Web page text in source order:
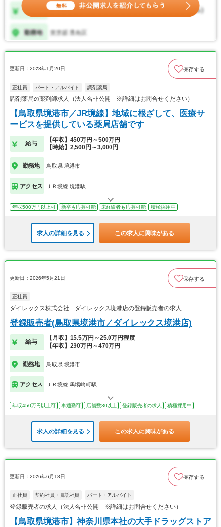
更新日：2023年1月20日 保存する
正社員 パート・アルバイト 調剤薬局
調剤薬局の薬剤師求人（法人名非公開 ※詳細はお問合せください）
【鳥取県境港市／JR境線】地域に根ざして、医療サ
ービスを提供している薬局店舗です
給与
【年収】450万円～500万円
【時給】2,500円～3,000円
勤務地 鳥取県 境港市
アクセス ＪＲ境線 境港駅
年収500万円以上可 新卒も応募可能 未経験者も応募可能 積極採用中
求人の詳細を見る この求人に興味がある
更新日：2026年5月21日 保存する
正社員
ダイレックス株式会社 ダイレックス境港店の登録販売者の求人
登録販売者(鳥取県境港市／ダイレックス境港店)
給与
【月収】15.5万円～25.0万円程度
【年収】290万円～470万円
勤務地 鳥取県 境港市
アクセス ＪＲ境線 馬場崎町駅
年収450万円以上可 車通勤可 店舗数30以上 登録販売者の求人 積極採用中
求人の詳細を見る この求人に興味がある
更新日：2026年6月18日 保存する
正社員 契約社員・嘱託社員 パート・アルバイト
登録販売者の求人（法人名非公開 ※詳細はお問合せください）
【鳥取県境港市】神奈川県本社の大手ドラッグストア